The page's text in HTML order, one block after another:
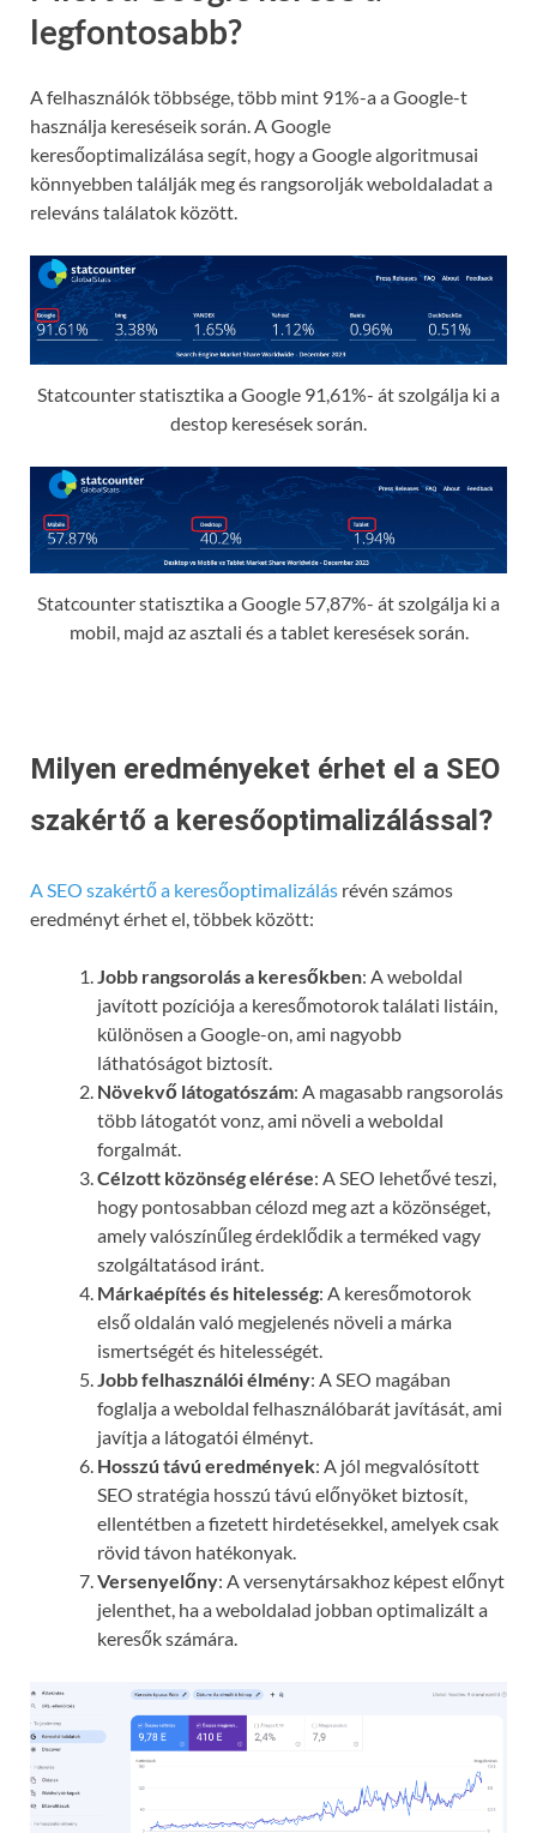
legfontosabb?
A felhasználók többsége, több mint 91%-a a Google-t
használja kereséseik során. A Google
keresőoptimalizálása segít, hogy a Google algoritmusai
könnyebben találják meg és rangsorolják weboldaladat a
releváns találatok között.
Statcounter statisztika a Google 91,61%- át szolgálja ki a
destop keresések során.
Statcounter statisztika a Google 57,87%- át szolgálja ki a
mobil, majd az asztali és a tablet keresések során.
Milyen eredményeket érhet el a SEO
szakértő a keresőoptimalizálással?
A SEO szakértő a keresőoptimalizálás révén számos
eredményt érhet el, többek között:
Jobb rangsorolás a keresőkben: A weboldal
javított pozíciója a keresőmotorok találati listáin,
különösen a Google-on, ami nagyobb
láthatóságot biztosít.
Növekvő látogatószám: A magasabb rangsorolás
több látogatót vonz, ami növeli a weboldal
forgalmát.
Célzott közönség elérése: A SEO lehetővé teszi,
hogy pontosabban célozd meg azt a közönséget,
amely valószínűleg érdeklődik a terméked vagy
szolgáltatásod iránt.
Márkaépítés és hitelesség: A keresőmotorok
első oldalán való megjelenés növeli a márka
ismertségét és hitelességét.
Jobb felhasználói élmény: A SEO magában
foglalja a weboldal felhasználóbarát javítását, ami
javítja a látogatói élményt.
Hosszú távú eredmények: A jól megvalósított
SEO stratégia hosszú távú előnyöket biztosít,
ellentétben a fizetett hirdetésekkel, amelyek csak
rövid távon hatékonyak.
Versenyelőny: A versenytársakhoz képest előnyt
jelenthet, ha a weboldalad jobban optimalizált a
keresők számára.